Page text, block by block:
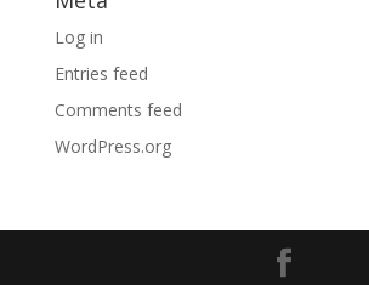
Log in
Entries feed
Comments feed
WordPress.org